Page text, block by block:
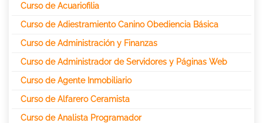
Curso de Acuariofilia
Curso de Adiestramiento Canino Obediencia Básica
Curso de Administración y Finanzas
Curso de Administrador de Servidores y Páginas Web
Curso de Agente Inmobiliario
Curso de Alfarero Ceramista
Curso de Analista Programador